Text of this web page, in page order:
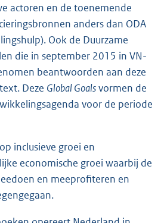
actoren en de toenemende
anders dan ODA
Ook de Duurzame
die in september 2015 in VN-
beantwoorden aan deze
Deze Global Goalsvormen de
voor de periode
inclusieve groei en
economische groei waarbij de
en meeprofiteren en